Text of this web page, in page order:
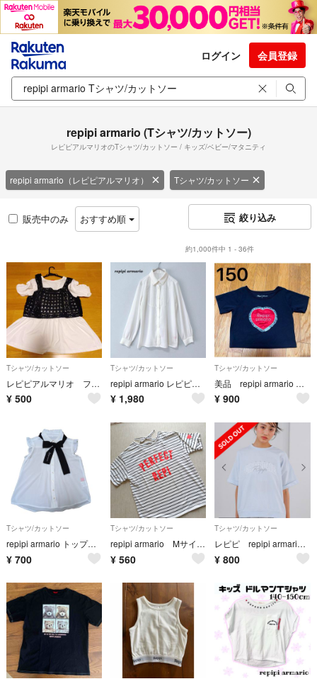
ログイン 会員登録
repipi armario (Tシャツ/カットソー)
レピピアルマリオのTシャツ/カットソー / キッズ/ベビー/マタニティ
repipi armario（レピピアルマリオ） Tシャツ/カットソー
販売中のみ おすすめ順 絞り込み
約1,000件中 1 - 36件
Tシャツ/カットソー
レピピアルマリオ フレアTシャツ
¥ 500
Tシャツ/カットソー
repipi armario レピピアルマリオ 長袖 ホワイト シャツ ティーン
¥ 1,980
Tシャツ/カットソー
美品 repipi armario レピピアルマリオ ハートフリルTシャツ ショート丈 ブラック M 150 半袖Tシャツ
¥ 900
Tシャツ/カットソー
repipi armario トップスXS140
¥ 700
Tシャツ/カットソー
repipi armario MサイズTシャツ 150.160
¥ 560
Tシャツ/カットソー
レピピ repipi armario 【綿100%】キラキラカレッジTee
¥ 800